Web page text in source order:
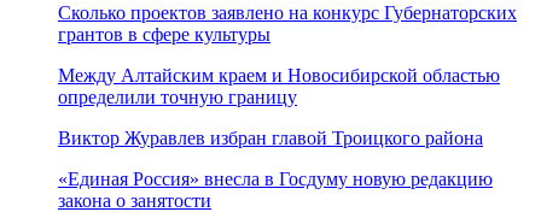
Сколько проектов заявлено на конкурс Губернаторских
грантов в сфере культуры
Между Алтайским краем и Новосибирской областью
определили точную границу
Виктор Журавлев избран главой Троицкого района
«Единая Россия» внесла в Госдуму новую редакцию
закона о занятости